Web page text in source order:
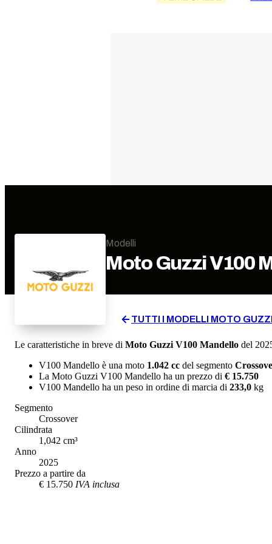
Modelli
Moto GuzziV100
TUTTI I MODELLI MOTO GUZZI
Le caratteristiche in breve di Moto Guzzi V100 Mandello del
V100 Mandello è una moto 1.042 cc del segmento
La Moto Guzzi V100 Mandello ha un prezzo di € 15.750
V100 Mandello ha un peso in ordine di marcia di 233,0 kg
Segmento
Crossover
Cilindrata
1,042 cm³
Anno
2025
Prezzo a partire da
€ 15.750 IVA inclusa